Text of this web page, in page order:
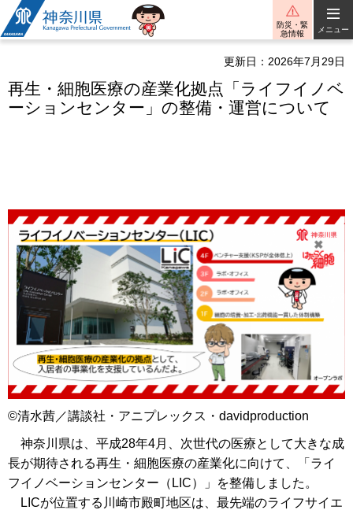
神奈川県
防災・緊
急情報
メニュー
更新日：2026年7月29日
再生・細胞医療の産業化拠点「ライフイノベ
ーションセンター」の整備・運営について
©清水茜／講談社・アニプレックス・davidproduction
神奈川県は、平成28年4月、次世代の医療として大きな成
長が期待される再生・細胞医療の産業化に向けて、「ライ
フイノベーションセンター（LIC）」を整備しました。
LICが位置する川崎市殿町地区は、最先端のライフサイエ